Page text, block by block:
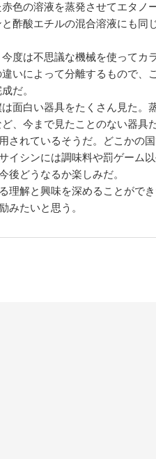
色の溶液を蒸発させてエタノ
酢酸エチルの混合溶液にも同
度は不思議な機械を使ってカ
いによって分離するもので、
だ。
面白い器具をたくさん見た。
、今まで見たことのない器具
されているそうだ。どこかの
シンには調味料や罰ゲーム
後どうなるか楽しみだ。
理解と興味を深めることがで
みたいと思う。